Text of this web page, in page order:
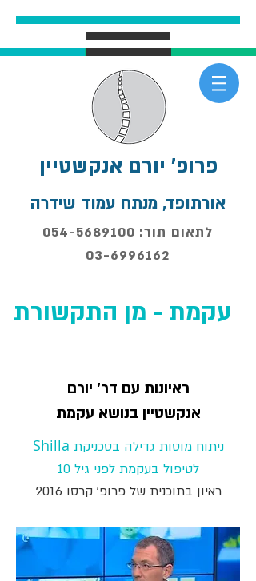
פרופ' יורם אנקשטיין
אורתופד, מנתח עמוד שידרה
לתאום תור: 054-5689100
03-6996162
עקמת - מן התקשורת
ראיונות עם דר' יורם
אנקשטיין בנושא עקמת
ניתוח מוטות גדילה בטכניקת Shilla
לטיפול בעקמת לפני גיל 10
ראיון בתוכנית של פרופ' קרסו 2016